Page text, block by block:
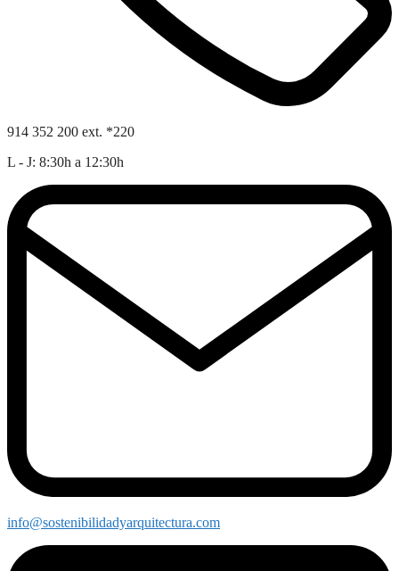
914 352 200 ext. *220
L - J: 8:30h a 12:30h
info@sostenibilidadyarquitectura.com